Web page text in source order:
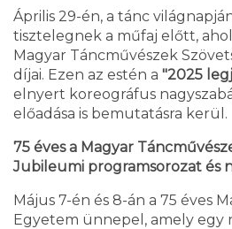
Április 29-én, a tánc
tisztelegnek a műfaj előtt,
Magyar Táncművészek
díjai. Ezen az estén a "2025
elnyert koreográfus
előadása is bemutatásra kerül.
75 éves a Magyar
Jubileumi programsorozat és
Május 7-én és 8-án a 75 éves
Egyetem ünnepel, amely egy